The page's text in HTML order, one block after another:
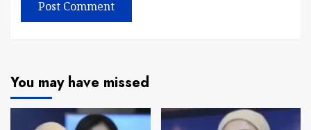
You may have missed